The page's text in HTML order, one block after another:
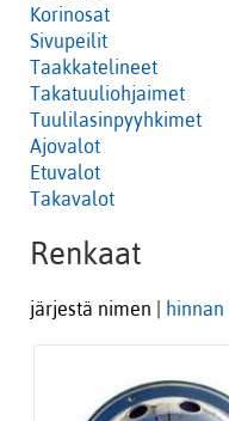
Korinosat
Sivupeilit
Taakkatelineet
Takatuuliohjaimet
Tuulilasinpyyhkimet
Ajovalot
Etuvalot
Takavalot
Renkaat
järjestä nimen | hinnan